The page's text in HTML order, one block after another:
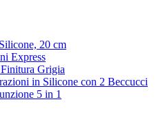
20 cm
Express
Grigia
in Silicone con 2 Beccucci
5 in 1